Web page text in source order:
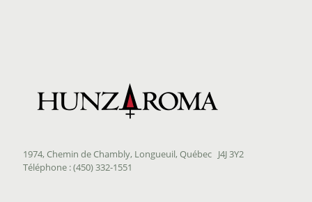
1974, Chemin de Chambly, Longueuil, Québec J4J 3Y2
Téléphone : (450) 332-1551